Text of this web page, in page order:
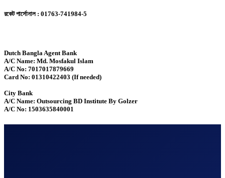
রকেট পার্সোনাল : 01763-741984-5
Dutch Bangla Agent Bank
A/C Name: Md. Mosfakul Islam
A/C No: 7017017879669
Card No: 01310422403 (If needed)
City Bank
A/C Name: Outsourcing BD Institute By Golzer
A/C No: 1503635840001